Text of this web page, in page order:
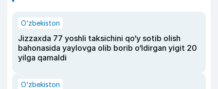
O‘zbekiston
Jizzaxda 77 yoshli taksichini qo‘y sotib olish
bahonasida yaylovga olib borib o‘ldirgan yigit 20
yilga qamaldi
O‘zbekiston